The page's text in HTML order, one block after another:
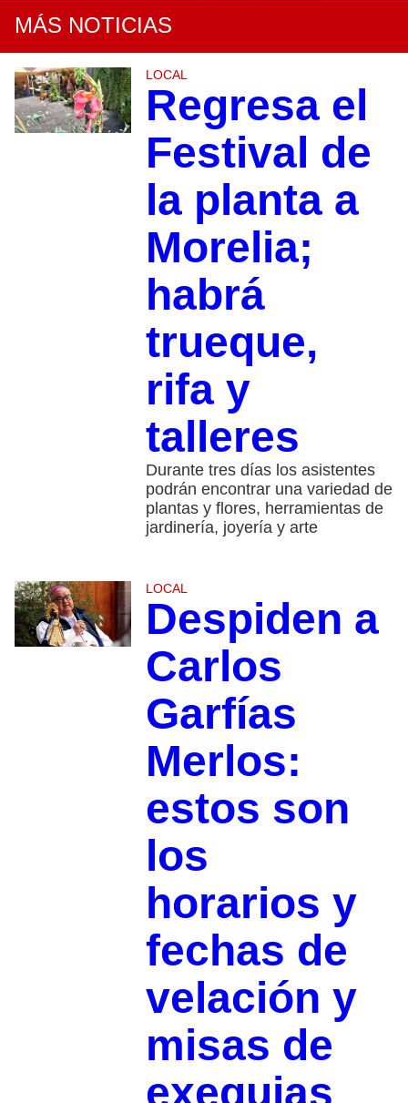
MÁS NOTICIAS
LOCAL
Regresa el
Festival de
la planta a
Morelia;
habrá
trueque,
rifa y
talleres
Durante tres días los asistentes
podrán encontrar una variedad de
plantas y flores, herramientas de
jardinería, joyería y arte
LOCAL
Despiden a
Carlos
Garfías
Merlos:
estos son
los
horarios y
fechas de
velación y
misas de
exequias